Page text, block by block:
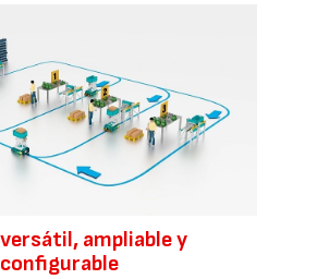
ampliable y